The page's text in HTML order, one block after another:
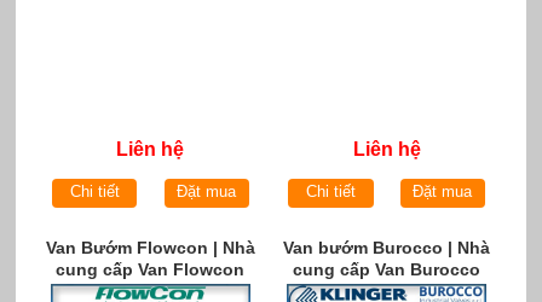
Liên hệ
Chi tiết Đặt mua
Liên hệ
Chi tiết Đặt mua
Van Bướm Flowcon | Nhà
cung cấp Van Flowcon
chính hãng tại Việt Nam
Van bướm Burocco | Nhà
cung cấp Van Burocco
chính hãng tại Việt Nam